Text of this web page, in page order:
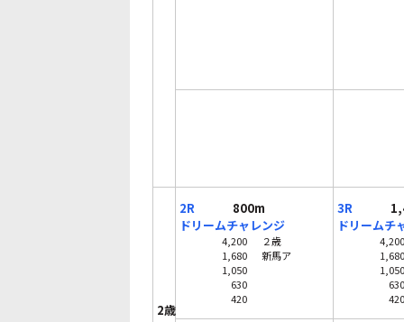
2歳
2R
800m
ドリームチャレンジ
4,200
1,680
1,050
630
420
２歳
新馬ア
3R
ドリームチ
4,200
1,680
1,050
630
420